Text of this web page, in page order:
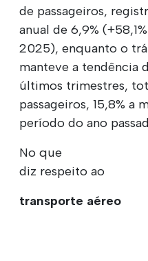
de passageiros,
anual de 6,9%
2025), enquanto o
manteve a tendência
últimos trimestres,
passageiros, 15,8% a
período do ano
No que
diz respeito ao
transporte aéreo